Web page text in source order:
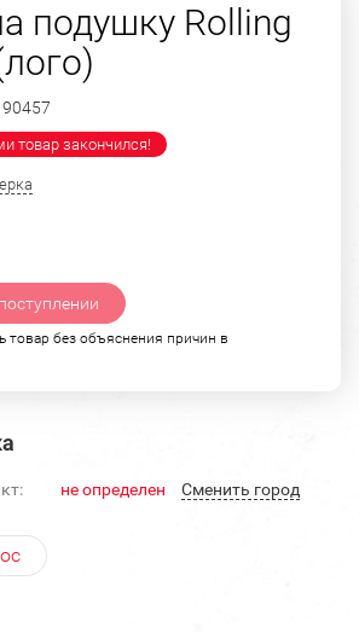
подушку Rolling
товар закончился!
товар без объяснения причин в
не определен Cменить город